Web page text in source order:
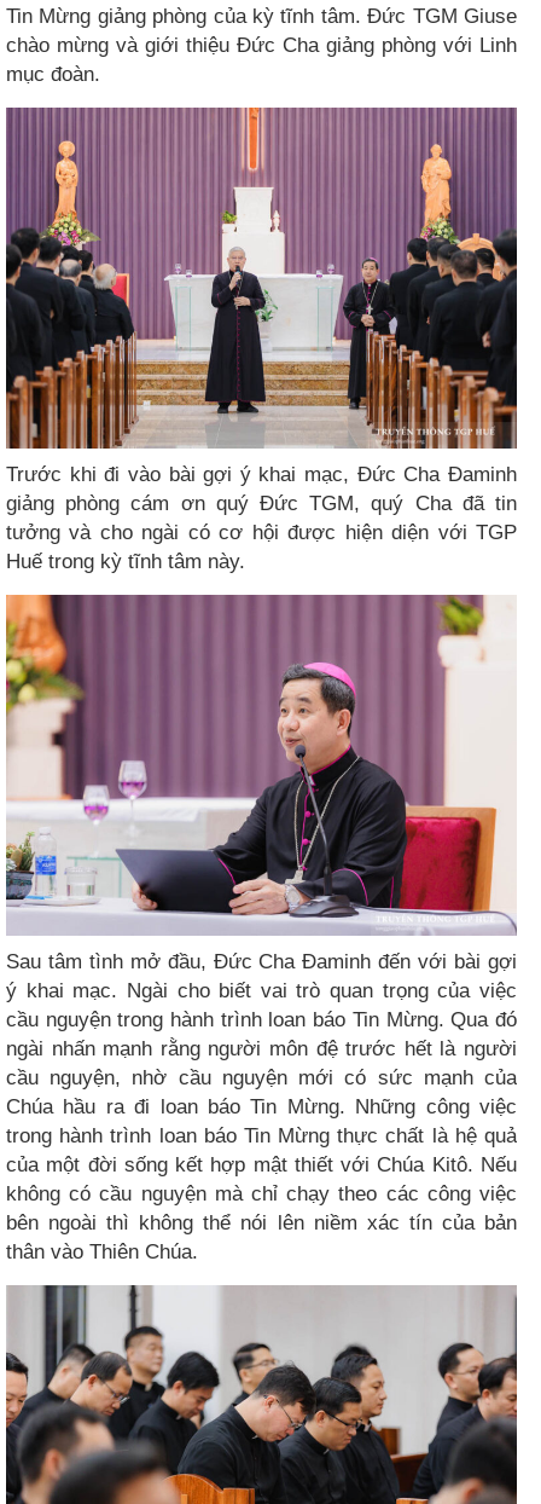
Tin Mừng giảng phòng của kỳ tĩnh tâm. Đức TGM Giuse
chào mừng và giới thiệu Đức Cha giảng phòng với Linh
mục đoàn.
Trước khi đi vào bài gợi ý khai mạc, Đức Cha Đaminh
giảng phòng cám ơn quý Đức TGM, quý Cha đã tin
tưởng và cho ngài có cơ hội được hiện diện với TGP
Huế trong kỳ tĩnh tâm này.
Sau tâm tình mở đầu, Đức Cha Đaminh đến với bài gợi
ý khai mạc. Ngài cho biết vai trò quan trọng của việc
cầu nguyện trong hành trình loan báo Tin Mừng. Qua đó
ngài nhấn mạnh rằng người môn đệ trước hết là người
cầu nguyện, nhờ cầu nguyện mới có sức mạnh của
Chúa hầu ra đi loan báo Tin Mừng. Những công việc
trong hành trình loan báo Tin Mừng thực chất là hệ quả
của một đời sống kết hợp mật thiết với Chúa Kitô. Nếu
không có cầu nguyện mà chỉ chạy theo các công việc
bên ngoài thì không thể nói lên niềm xác tín của bản
thân vào Thiên Chúa.